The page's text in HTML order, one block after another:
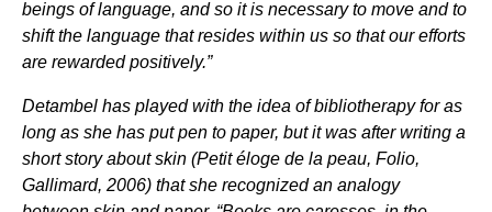
beings of language, and so it is necessary to move and to
shift the language that resides within us so that our efforts
are rewarded positively.”
Detambel has played with the idea of bibliotherapy for as
long as she has put pen to paper, but it was after writing a
short story about skin (Petit éloge de la peau, Folio,
Gallimard, 2006) that she recognized an analogy